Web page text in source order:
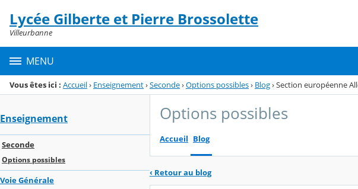
Menu de la rubrique
Contenu
Lycée Gilberte et Pierre Brossolette
Villeurbanne
MENU
Vous êtes ici : Accueil› Enseignement›Seconde›Options possibles› Blog›Section européenne
Enseignement
Seconde
Options possibles
Voie Générale
Options possibles
Accueil Blog
‹ Retour au blog